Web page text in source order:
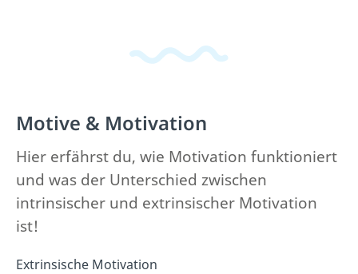
Motive & Motivation
Hier erfährst du, wie Motivation funktioniert
und was der Unterschied zwischen
intrinsischer und extrinsischer Motivation
ist!
Extrinsische Motivation